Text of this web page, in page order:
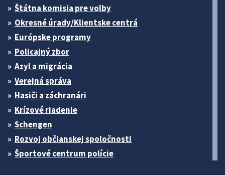
Štátna komisia pre volby
Okresné úrady/Klientske centrá
Európske programy
Policajný zbor
Azyl a migrácia
Verejná správa
Hasiči a záchranári
Krízové riadenie
Schengen
Rozvoj občianskej spoločnosti
Športové centrum polície